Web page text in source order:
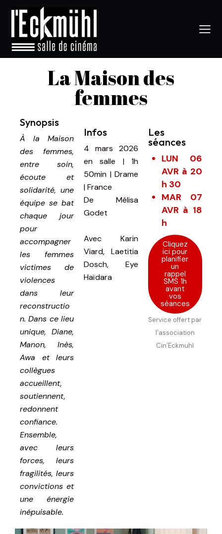
La Maison des
femmes
Synopsis
À la Maison
des femmes,
entre soin,
écoute et
solidarité, une
équipe se bat
chaque jour
pour
accompagner
les femmes
victimes de
violences
dans leur
reconstructio
n. Dans ce lieu
unique, Diane,
Manon, Inès,
Awa et leurs
collègues
accueillent,
soutiennent,
redonnent
confiance.
Ensemble,
avec leurs
forces, leurs
fragilités, leurs
convictions et
une énergie
inépuisable.
Infos
4 mars 2026
en salle |1h
50min |Drame
| France
De Mélisa
Godet
Avec Karin
Viard, Laetitia
Dosch, Eye
Haïdara
Les
séances
LUN 06
AVR à 20
h 30
MAR 07
AVR à 18
h
Cliquez
ici pour
planifier
un
rappel
SMS 1h
avant
vos
séances
Service offert par
l’association
Cin’Eckmuhl